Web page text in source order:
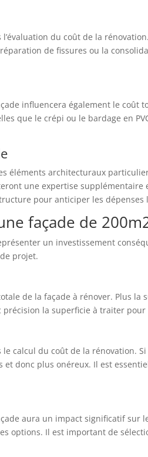
du coût de la
de fissures ou la
influencera également le
que le crépi ou le bardage en
éléments architecturaux
une expertise
pour anticiper les dépenses
façade de
un investissement
projet.
de la façade à rénover. Plus
précision la superficie à traiter
calcul du coût de la rénovation.
donc plus onéreux. Il est
aura un impact significatif
options. Il est important de